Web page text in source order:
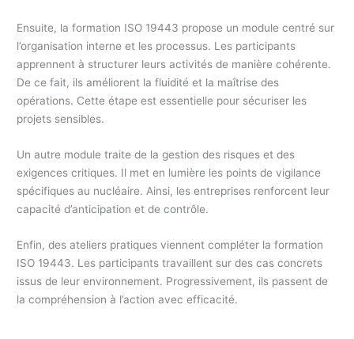
Ensuite, la formation ISO 19443 propose un module centré sur
l’organisation interne et les processus. Les participants
apprennent à structurer leurs activités de manière cohérente.
De ce fait, ils améliorent la fluidité et la maîtrise des
opérations. Cette étape est essentielle pour sécuriser les
projets sensibles.
Un autre module traite de la gestion des risques et des
exigences critiques. Il met en lumière les points de vigilance
spécifiques au nucléaire. Ainsi, les entreprises renforcent leur
capacité d’anticipation et de contrôle.
Enfin, des ateliers pratiques viennent compléter la formation
ISO 19443. Les participants travaillent sur des cas concrets
issus de leur environnement. Progressivement, ils passent de
la compréhension à l’action avec efficacité.